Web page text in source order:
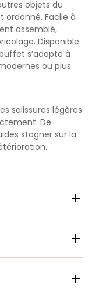
objets du
Facile à
assemblé,
Disponible
s’adapte à
ou plus
salissures légères
De
stagner sur la


